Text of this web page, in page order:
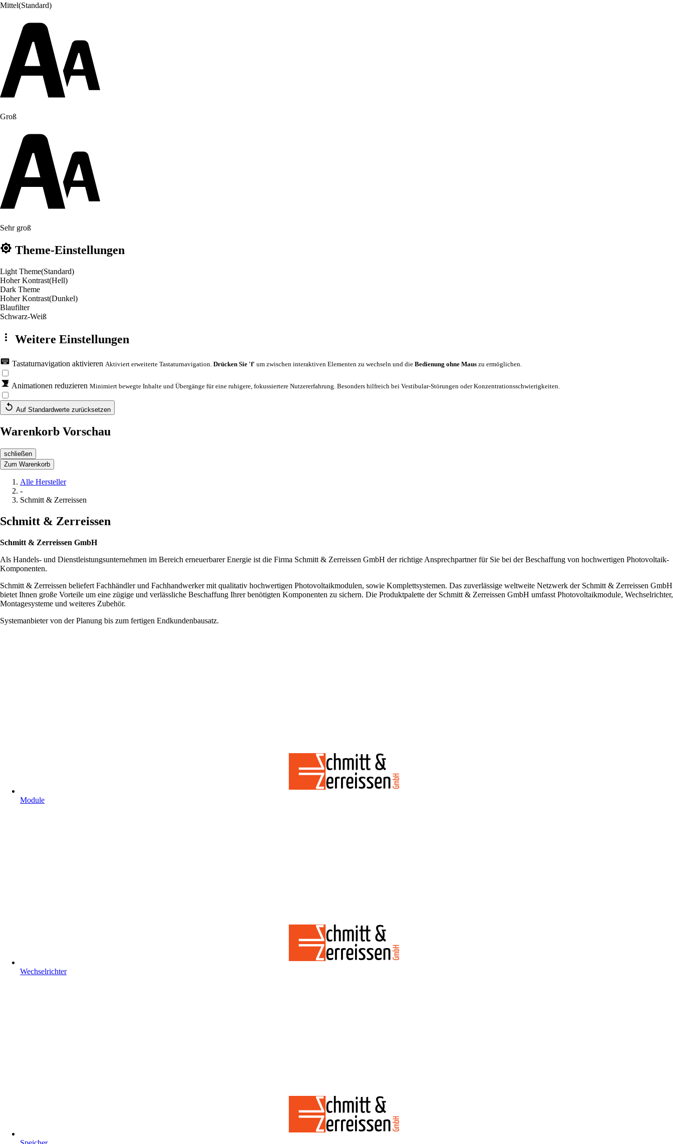
Mittel(Standard)
Groß
Sehr groß
Theme-Einstellungen
Light Theme(Standard)
Hoher Kontrast(Hell)
Dark Theme
Hoher Kontrast(Dunkel)
Blaufilter
Schwarz-Weiß
Weitere Einstellungen
Tastaturnavigation aktivieren Aktiviert erweiterte Tastaturnavigation. Drücken Sie 'f' um zwischen interaktiven Elementen zu wechseln und die Bedienung ohne Maus zu ermöglichen.
Animationen reduzieren Minimiert bewegte Inhalte und Übergänge für eine ruhigere, fokussiertere Nutzererfahrung. Besonders hilfreich bei Vestibular-Störungen oder Konzentrationsschwierigkeiten.
Auf Standardwerte zurücksetzen
Warenkorb Vorschau
schließen
Zum Warenkorb
Alle Hersteller
-
Schmitt & Zerreissen
Schmitt & Zerreissen
Schmitt & Zerreissen GmbH
Als Handels- und Dienstleistungsunternehmen im Bereich erneuerbarer Energie ist die Firma Schmitt & Zerreissen GmbH der richtige Ansprechpartner für Sie bei der Beschaffung von hochwertigen Photovoltaik-
Komponenten.
Schmitt & Zerreissen beliefert Fachhändler und Fachhandwerker mit qualitativ hochwertigen Photovoltaikmodulen, sowie Komplettsystemen. Das zuverlässige weltweite Netzwerk der Schmitt & Zerreissen GmbH
bietet Ihnen große Vorteile um eine zügige und verlässliche Beschaffung Ihrer benötigten Komponenten zu sichern. Die Produktpalette der Schmitt & Zerreissen GmbH umfasst Photovoltaikmodule, Wechselrichter,
Montagesysteme und weiteres Zubehör.
Systemanbieter von der Planung bis zum fertigen Endkundenbausatz.
Module
Wechselrichter